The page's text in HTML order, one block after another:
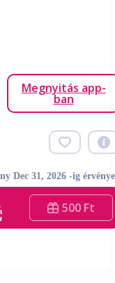
Megnyitás app-
ban
Dec 31, 2026 -ig
500 Ft